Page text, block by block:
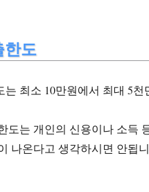
한도
는 최소 10만원에서 최대 5천
도는 개인의 신용이나 소득
나온다고 생각하시면 안됩